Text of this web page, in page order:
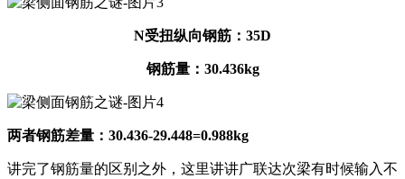
N受扭纵向钢筋：35D
钢筋量：30.436kg
两者钢筋差量：30.436-29.448=0.988kg
讲完了钢筋量的区别之外，这里讲讲广联达次梁有时候输入不